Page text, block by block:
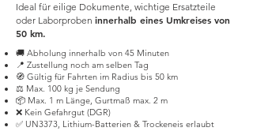
Ideal für eilige Dokumente, wichtige Ersatzteile
oder Laborproben innerhalb eines Umkreises von
50 km.
🚚 Abholung innerhalb von 45 Minuten
📍 Zustellung noch am selben Tag
🧭 Gültig für Fahrten im Radius bis 50 km
⚖️ Max. 100 kg je Sendung
📦 Max. 1 m Länge, Gurtmaß max. 2 m
❌ Kein Gefahrgut (DGR)
✅ UN3373, Lithium-Batterien & Trockeneis erlaubt